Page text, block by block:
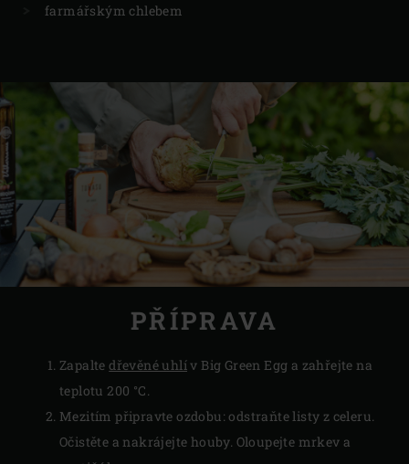
farmářským chlebem
PŘÍPRAVA
Zapaltedřevěné uhlív Big Green Egg a zahřejte na
teplotu 200 °C.
Mezitím připravte ozdobu: odstraňte listy z celeru.
Očistěte a nakrájejte houby. Oloupejte mrkev a